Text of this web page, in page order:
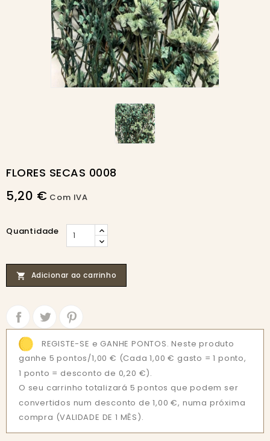
FLORES SECAS 0008
5,20 € Com IVA
Quantidade
 Adicionar ao carrinho
REGISTE-SE e GANHE PONTOS. Neste produto
ganhe 5 pontos/1,00 € (Cada 1,00 € gasto = 1 ponto,
1 ponto = desconto de 0,20 €).
O seu carrinho totalizará 5 pontos que podem ser
convertidos num desconto de 1,00 €, numa próxima
compra (VALIDADE DE 1 MÊS).